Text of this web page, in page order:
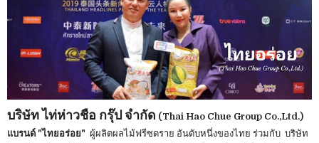
บริษัท ไท่ห่าวชือ กรุ๊ป จำกัด (Thai Hao Chue Group Co.,Ltd.)
แบรนด์ "ไทยอร่อย" ผู้ผลิตผลไม้ฟรีซดราย อันดับหนึ่งของไทย ร่วมกับ บริษัท